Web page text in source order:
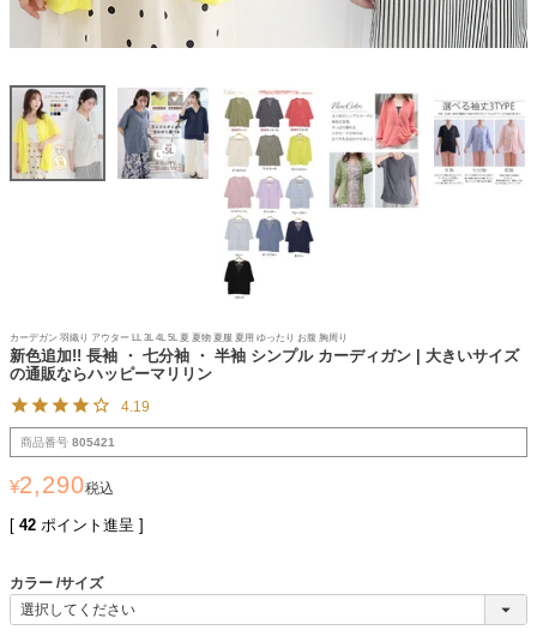
カーデガン 羽織り アウター LL 3L 4L 5L 夏 夏物 夏服 夏用 ゆったり お腹 胸周り
新色追加!! 長袖 ・ 七分袖 ・ 半袖 シンプル カーディガン | 大きいサイズ
の通販ならハッピーマリリン
4.19
商品番号 805421
¥2,290税込
[ 42 ポイント進呈 ]
カラー サイズ